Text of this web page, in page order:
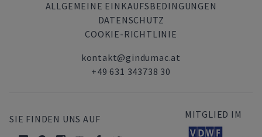
ALLGEMEINE EINKAUFSBEDINGUNGEN
DATENSCHUTZ
COOKIE-RICHTLINIE
kontakt@gindumac.at
+49 631 343738 30
SIE FINDEN UNS AUF MITGLIED IM